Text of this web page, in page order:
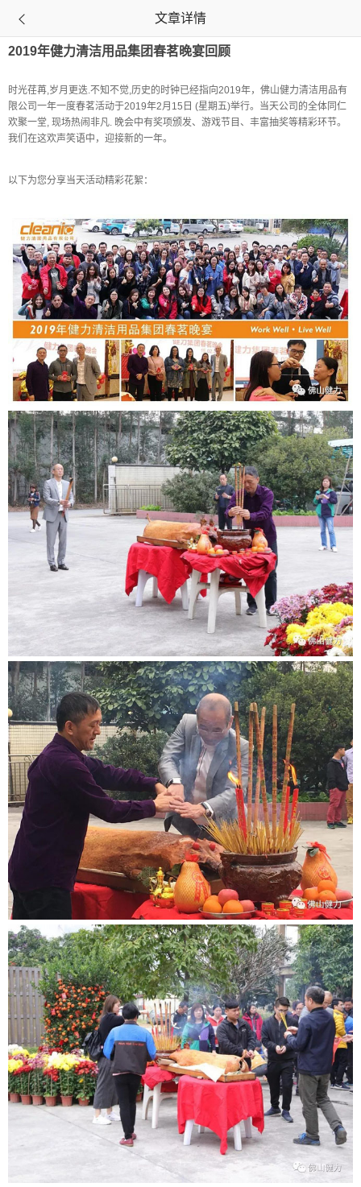
 文章详情
2019年健力清洁用品集团春茗晚宴回顾
时光荏苒,岁月更迭.不知不觉,历史的时钟已经指向2019年，佛山健力清洁用品有
限公司一年一度春茗活动于2019年2月15日 (星期五)举行。当天公司的全体同仁
欢聚一堂, 现场热闹非凡. 晚会中有奖项颁发、游戏节目、丰富抽奖等精彩环节。
我们在这欢声笑语中，迎接新的一年。
以下为您分享当天活动精彩花絮：